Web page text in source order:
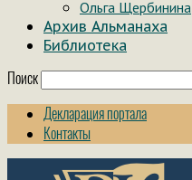
Ольга Щербинина
Архив Альманаха
Библиотека
Поиск
Декларация портала
Контакты